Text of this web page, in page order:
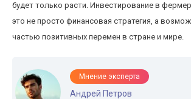
будет только расти. Инвестирование в
это не просто финансовая стратегия, а
частью позитивных перемен в стране и мире.
Мнение эксперта
Андрей Петров